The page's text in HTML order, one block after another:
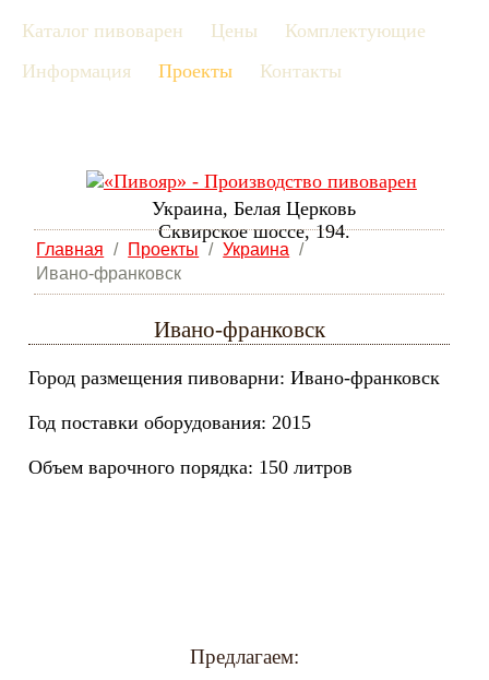
Каталог пивоварен Цены
Комплектующие
Информация
Проекты Контакты
Украина, Белая Церковь
Сквирское шоссе, 194.
Главная / Проекты / Украина
/
Ивано-франковск
Ивано-франковск
Город размещения пивоварни: Ивано-франковск
Год поставки оборудования: 2015
Объем варочного порядка: 150 литров
Предлагаем: